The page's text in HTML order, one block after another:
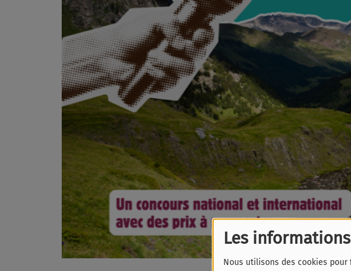
Les
Nous utilisons des cookies